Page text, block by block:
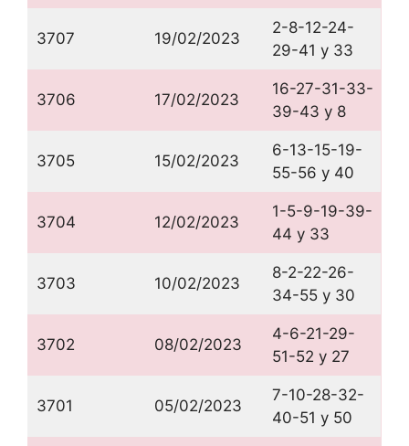
3707 19/02/2023
2-8-12-24-
29-41 y 33
3706 17/02/2023
16-27-31-33-
39-43 y 8
3705 15/02/2023
6-13-15-19-
55-56 y 40
3704 12/02/2023
1-5-9-19-39-
44 y 33
3703 10/02/2023
8-2-22-26-
34-55 y 30
3702 08/02/2023
4-6-21-29-
51-52 y 27
3701 05/02/2023
7-10-28-32-
40-51 y 50